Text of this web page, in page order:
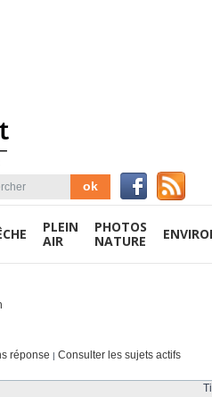
PLEIN
AIR
PHOTOS
NATURE
réponse | Consulter les sujets actifs